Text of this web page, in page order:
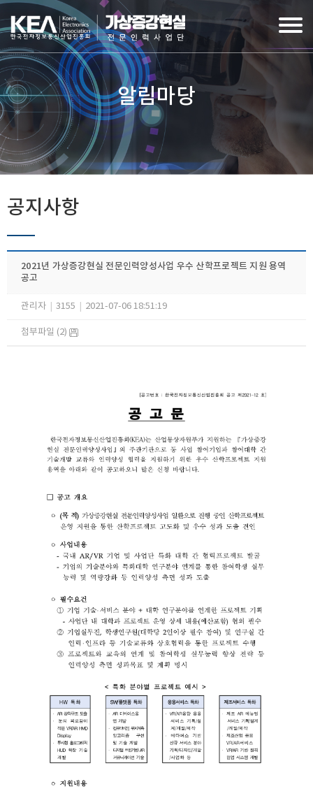
알림마당
공지사항
2021년 가상증강현실 전문인력양성사업 우수 산학프로젝트 지원 용역
공고
관리자 3155 2021-07-06 18:51:19
첨부파일 (2)